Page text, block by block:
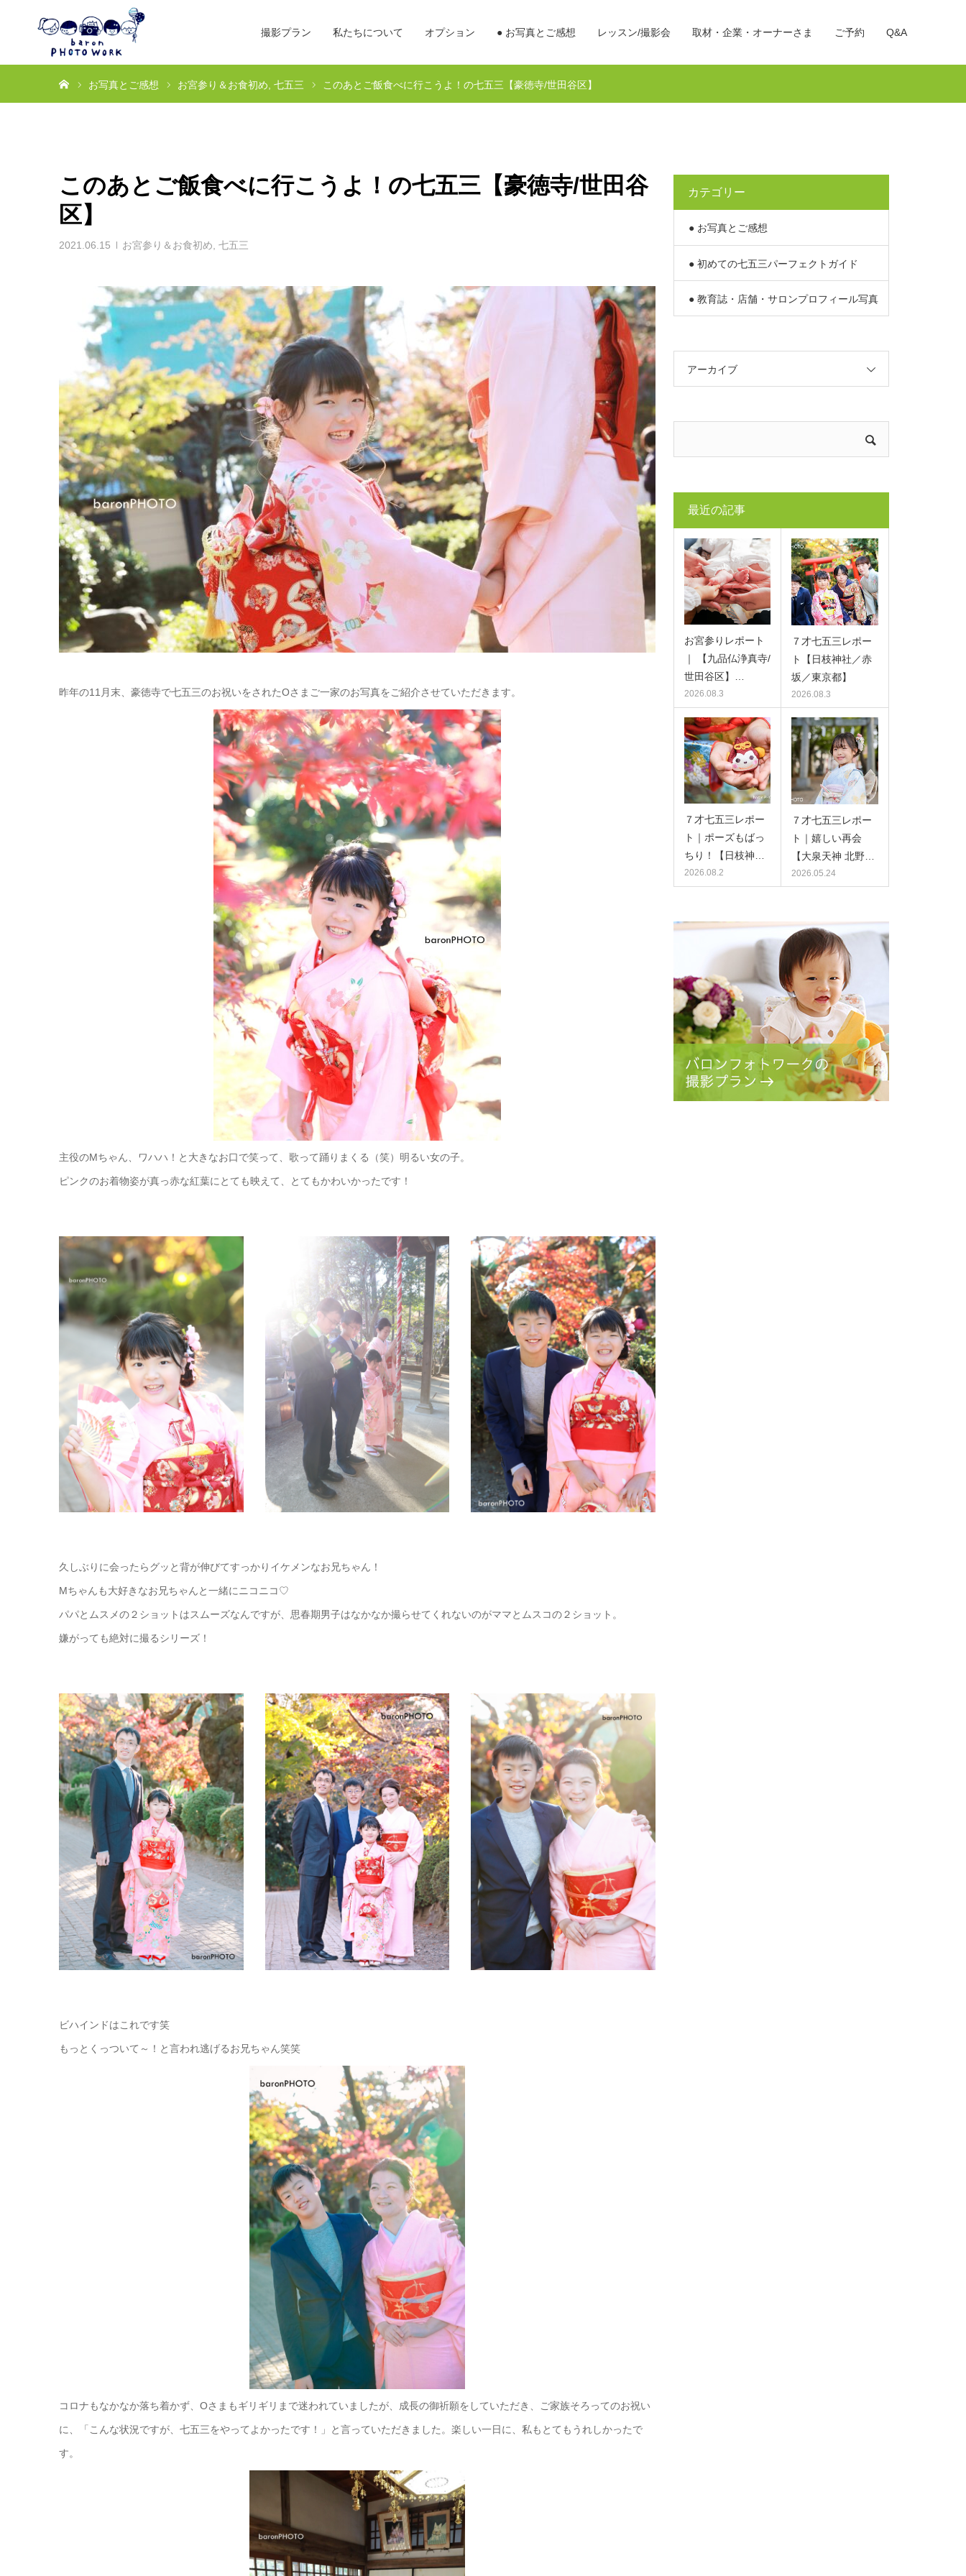
撮影プラン 私たちについて オプション ● お写真とご感想 レッスン/撮影会 取材・企業・オーナーさま ご予約 Q&A
お写真とご感想 お宮参り＆お食初め 七五三 このあとご飯食べに行こうよ！の七五三【豪徳寺/世田谷区】
このあとご飯食べに行こうよ！の七五三【豪徳寺/世田谷
区】
2021.06.15 お宮参り＆お食初め 七五三
昨年の11月末、豪徳寺で七五三のお祝いをされたOさまご一家のお写真をご紹介させていただきます。
主役のMちゃん、ワハハ！と大きなお口で笑って、歌って踊りまくる（笑）明るい女の子。
ピンクのお着物姿が真っ赤な紅葉にとても映えて、とてもかわいかったです！
久しぶりに会ったらグッと背が伸びてすっかりイケメンなお兄ちゃん！
Mちゃんも大好きなお兄ちゃんと一緒にニコニコ♡
パパとムスメの２ショットはスムーズなんですが、思春期男子はなかなか撮らせてくれないのがママとムスコの２ショット。
嫌がっても絶対に撮るシリーズ！
ビハインドはこれです笑
もっとくっついて～！と言われ逃げるお兄ちゃん笑笑
コロナもなかなか落ち着かず、Oさまもギリギリまで迷われていましたが、成長の御祈願をしていただき、ご家族そろってのお祝い
に、「こんな状況ですが、七五三をやってよかったです！」と言っていただきました。楽しい一日に、私もとてもうれしかったで
す。
カテゴリー
● お写真とご感想
● 初めての七五三パーフェクトガイド
● 教育誌・店舗・サロンプロフィール写真
アーカイブ
最近の記事
お宮参りレポート
｜ 【九品仏浄真寺/
世田谷区】…
2026.08.3
７才七五三レポー
ト【日枝神社／赤
坂／東京都】
2026.08.3
７才七五三レポー
ト｜ポーズもばっ
ちり！【日枝神…
2026.08.2
７才七五三レポー
ト｜嬉しい再会
【大泉天神 北野…
2026.05.24